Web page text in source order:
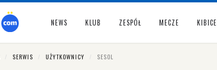
NEWS KLUB ZESPÓŁ MECZE KIBICE
SERWIS UŻYTKOWNICY SESOL